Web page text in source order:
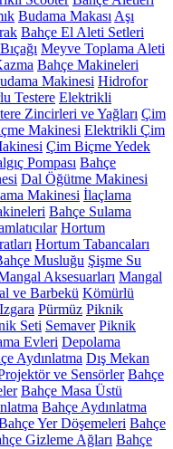
Budama Makası Aşı
Bahçe El Aleti Setleri
Meyve Toplama Aleti
Bahçe Makineleri
Makinesi Hidrofor
Testere Elektrikli
Zincirleri ve Yağları Çim
Makinesi Elektrikli Çim
Çim Biçme Yedek
Pompası Bahçe
Dal Öğütme Makinesi
Makinesi İlaçlama
Bahçe Sulama
Hortum
Hortum Tabancaları
Musluğu Şişme Su
Aksesuarları Mangal
ve Barbekü Kömürlü
Pürmüz Piknik
Seti Semaver Piknik
Evleri Depolama
Aydınlatma Dış Mekan
ve Sensörler Bahçe
Bahçe Masa Üstü
Bahçe Aydınlatma
Yer Döşemeleri Bahçe
Gizleme Ağları Bahçe